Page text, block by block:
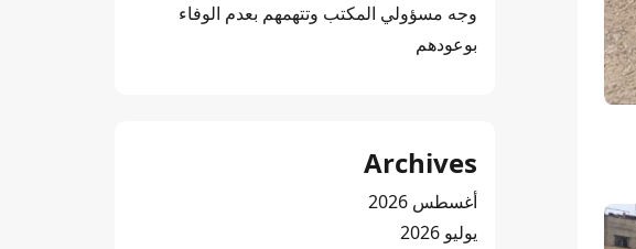
وجه مسؤولي المكتب وتتهمهم بعدم الوفاء
بوعودهم
Archives
أغسطس 2026
يوليو 2026